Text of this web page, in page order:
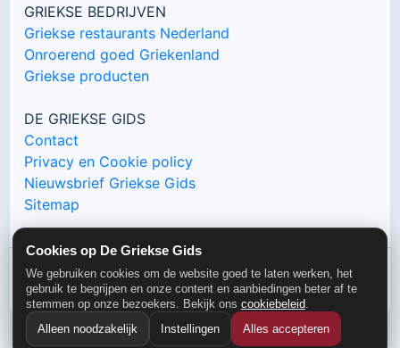
Cookies op De Griekse Gids
We gebruiken cookies om de website goed te laten werken, het
gebruik te begrijpen en onze content en aanbiedingen beter af te
stemmen op onze bezoekers. Bekijk ons cookiebeleid.
Alleen noodzakelijk
Instellingen Alles accepteren
GRIEKSE BEDRIJVEN
Griekse restaurants Nederland
Onroerend goed Griekenland
Griekse producten
DE GRIEKSE GIDS
Contact
Privacy en Cookie policy
Nieuwsbrief Griekse Gids
Sitemap
© De Griekse Gids 2000-2026